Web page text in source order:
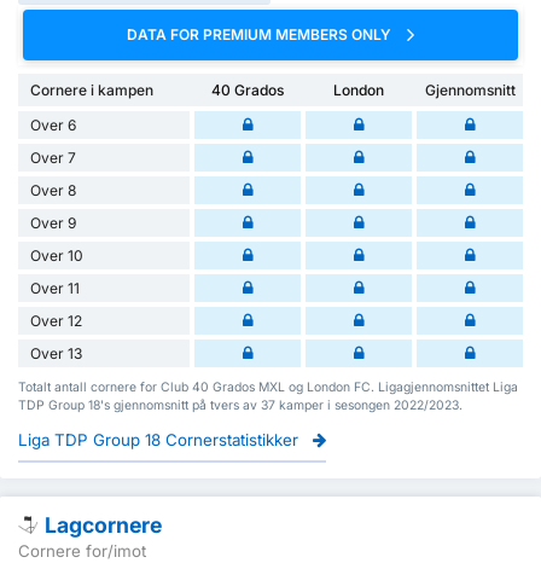
DATA FOR PREMIUM MEMBERS ONLY
Cornere i kampen 40 Grados London
Gjennomsnitt
Over 6
Over 7
Over 8
Over 9
Over 10
Over 11
Over 12
Over 13
Totalt antall cornere for Club 40 Grados MXL og London FC. Ligagjennomsnittet Liga
TDP Group 18's gjennomsnitt på tvers av 37 kamper i sesongen 2022/2023.
Liga TDP Group 18 Cornerstatistikker
Lagcornere
Cornere for/imot